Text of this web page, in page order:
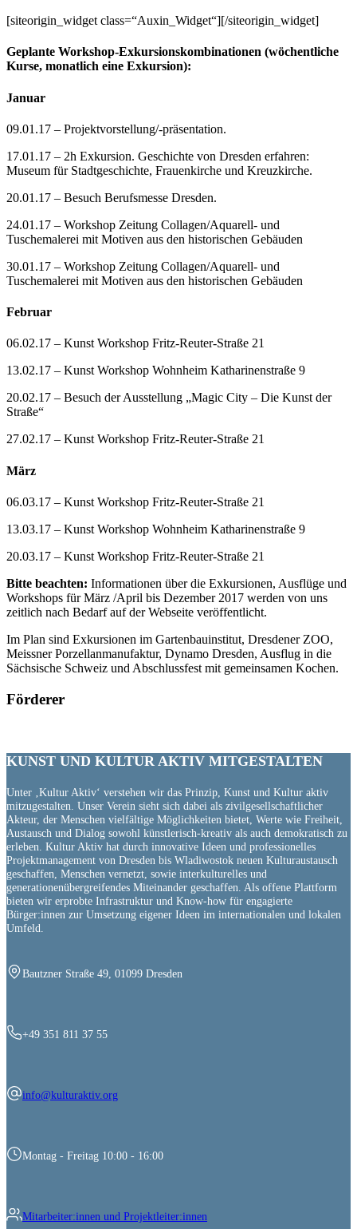
[siteorigin_widget class=“Auxin_Widget“][/siteorigin_widget]
Geplante Workshop-Exkursionskombinationen (wöchentliche
Kurse, monatlich eine Exkursion):
Januar
09.01.17 – Projektvorstellung/-präsentation.
17.01.17 – 2h Exkursion. Geschichte von Dresden erfahren:
Museum für Stadtgeschichte, Frauenkirche und Kreuzkirche.
20.01.17 – Besuch Berufsmesse Dresden.
24.01.17 – Workshop Zeitung Collagen/Aquarell- und
Tuschemalerei mit Motiven aus den historischen Gebäuden
30.01.17 – Workshop Zeitung Collagen/Aquarell- und
Tuschemalerei mit Motiven aus den historischen Gebäuden
Februar
06.02.17 – Kunst Workshop Fritz-Reuter-Straße 21
13.02.17 – Kunst Workshop Wohnheim Katharinenstraße 9
20.02.17 – Besuch der Ausstellung „Magic City – Die Kunst der
Straße“
27.02.17 – Kunst Workshop Fritz-Reuter-Straße 21
März
06.03.17 – Kunst Workshop Fritz-Reuter-Straße 21
13.03.17 – Kunst Workshop Wohnheim Katharinenstraße 9
20.03.17 – Kunst Workshop Fritz-Reuter-Straße 21
Bitte beachten: Informationen über die Exkursionen, Ausflüge und
Workshops für März /April bis Dezember 2017 werden von uns
zeitlich nach Bedarf auf der Webseite veröffentlicht.
Im Plan sind Exkursionen im Gartenbauinstitut, Dresdener ZOO,
Meissner Porzellanmanufaktur, Dynamo Dresden, Ausflug in die
Sächsische Schweiz und Abschlussfest mit gemeinsamen Kochen.
Förderer
KUNST UND KULTUR AKTIV MITGESTALTEN
Unter ‚Kultur Aktiv‘ verstehen wir das Prinzip, Kunst und Kultur aktiv
mitzugestalten. Unser Verein sieht sich dabei als zivilgesellschaftlicher
Akteur, der Menschen vielfältige Möglichkeiten bietet, Werte wie Freiheit,
Austausch und Dialog sowohl künstlerisch-kreativ als auch demokratisch zu
erleben. Kultur Aktiv hat durch innovative Ideen und professionelles
Projektmanagement von Dresden bis Wladiwostok neuen Kulturaustausch
geschaffen, Menschen vernetzt, sowie interkulturelles und
generationenübergreifendes Miteinander geschaffen. Als offene Plattform
bieten wir erprobte Infrastruktur und Know-how für engagierte
Bürger:innen zur Umsetzung eigener Ideen im internationalen und lokalen
Umfeld.
Bautzner Straße 49, 01099 Dresden
+49 351 811 37 55
info@kulturaktiv.org
Montag - Freitag 10:00 - 16:00
Mitarbeiter:innen und Projektleiter:innen